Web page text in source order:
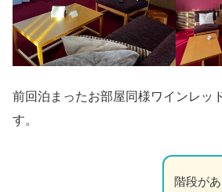
前回泊まったお部屋同様ワインレッ
す。
階段があ